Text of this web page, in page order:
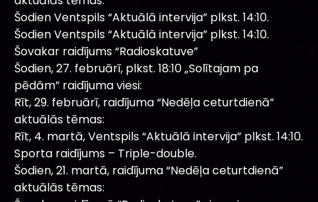
Šodien Ventspils “Aktuālā intervija” plkst. 14:10.
Šodien Ventspils “Aktuālā intervija” plkst. 14:10.
Šovakar raidījums “Radioskatuve”
Šodien, 27. februārī, plkst. 18:10 „Solītajam pa
pēdām” raidījuma viesi:
Rīt, 29. februārī, raidījuma “Nedēļa ceturtdienā”
aktuālās tēmas:
Rīt, 4. martā, Ventspils “Aktuālā intervija” plkst. 14:10.
Sporta raidījums – Triple-double.
Šodien, 21. martā, raidījuma “Nedēļa ceturtdienā”
aktuālās tēmas: